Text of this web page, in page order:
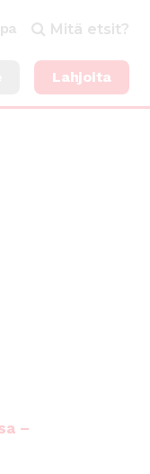
Mitä etsit?
Lahjoita
–